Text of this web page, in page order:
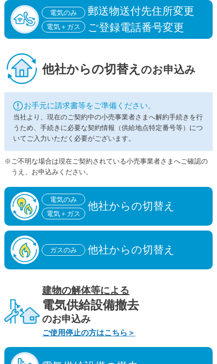
電気のみ
電気＋ガス
郵送物送付先住所変更
ご登録電話番号変更
他社からの切替え のお申込み
お手元に請求書等をご準備ください。
当社より、現在のご契約中の小売事業者さまへ解約手続きを行
うため、手続きに必要な契約情報（供給地点特定番号等）につ
いてご入力いただく必要がございます。
※ご不明な場合は現在ご契約されている小売事業者さまへご確認の
うえ、お申込みください。
電気のみ
電気＋ガス
他社からの切替え
ガスのみ 他社からの切替え
建物の解体等による
電気供給設備撤去
のお申込み
ご使用停止の方はこちら＞